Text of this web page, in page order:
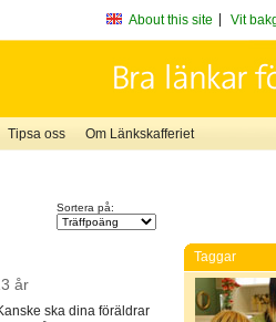
About this site Vit
Tipsa oss Om Länkskafferiet
Sortera på:
år
ska dina föräldrar
Taggar